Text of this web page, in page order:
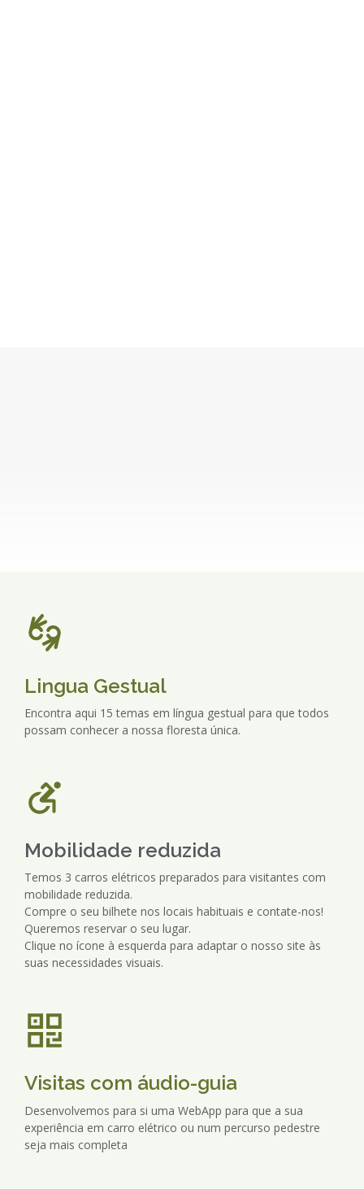
Lingua Gestual
Encontra aqui 15 temas em língua gestual para que todos
possam conhecer a nossa floresta única.
Mobilidade reduzida
Temos 3 carros elétricos preparados para visitantes com
mobilidade reduzida.
Compre o seu bilhete nos locais habituais e contate-nos!
Queremos reservar o seu lugar.
Clique no ícone à esquerda para adaptar o nosso site às
suas necessidades visuais.
Visitas com áudio-guia
Desenvolvemos para si uma WebApp para que a sua
experiência em carro elétrico ou num percurso pedestre
seja mais completa